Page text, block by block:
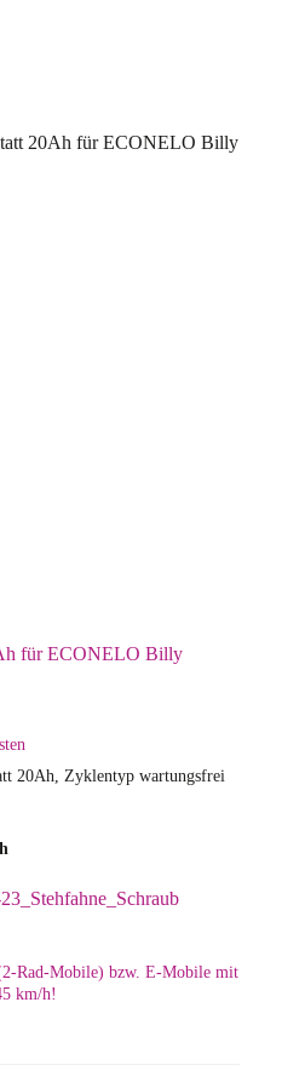
für ECONELO Billy
20Ah, Zyklentyp wartungsfrei
Rad-Mobile) bzw. E-Mobile mit
km/h!